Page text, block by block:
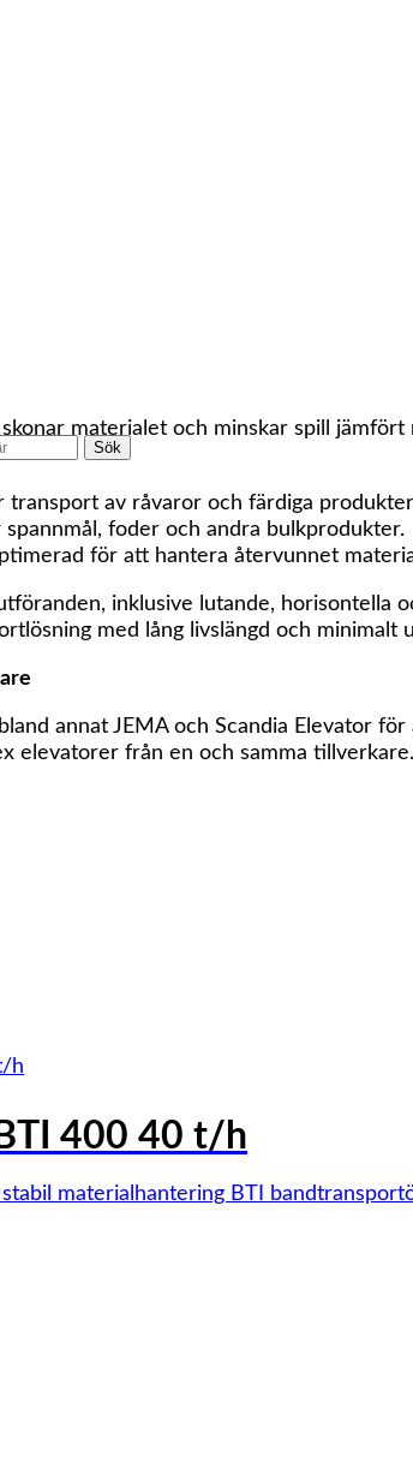
Sök
materialhantering
lösning för att transportera
materialet.
material snabbt och effektivt.
längder, bredder och material beroende
ger låg energiförbrukning och
materialet och minskar spill
av råvaror och färdiga
foder och andra bulkprodukter.
för att hantera återvunnet
inklusive lutande, horisontella
med lång livslängd och minimalt
annat JEMA och Scandia Elevator
elevatorer från en och samma
400 40 t/h
materialhantering BTI